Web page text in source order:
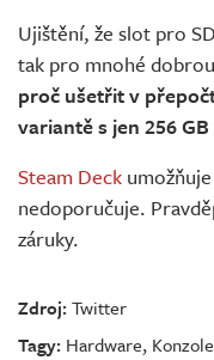
Ujištění, že slot pro
tak pro mnohé
proč ušetřit v
variantě s jen 256
Steam Deck
nedoporučuje.
záruky.
Zdroj:Twitter
Tagy: Hardware, Konzole